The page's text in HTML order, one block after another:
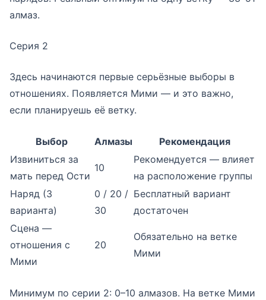
алмаз.
Серия 2
Здесь начинаются первые серьёзные выборы в
отношениях. Появляется Мими — и это важно,
если планируешь её ветку.
Выбор Алмазы
Рекомендация
Извиниться за
мать перед Ости
10
Рекомендуется — влияет
на расположение группы
Наряд (3
варианта)
0 / 20 /
30
Бесплатный вариант
достаточен
Сцена —
отношения с
Мими
20
Обязательно на ветке
Мими
Минимум по серии 2: 0–10 алмазов. На ветке Мими